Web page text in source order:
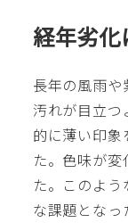
経年劣化
長年の風雨や
汚れが目立つ
的に薄い印
た。色味が
た。このよ
な課題となっ